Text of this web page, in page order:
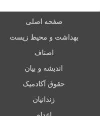
صفحه اصلی
بهداشت و محیط زیست
اصناف
اندیشه و بیان
حقوق آکادمیک
زندانیان